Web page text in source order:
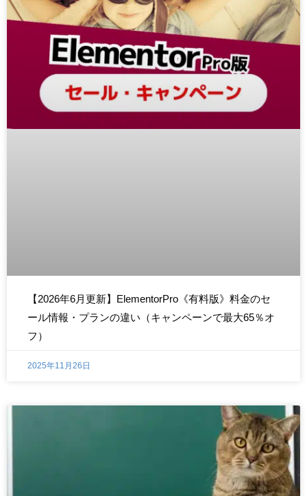
【2026年6月更新】ElementorPro《有料版》料金のセ
ール情報・プランの違い（キャンペーンで最大65％オ
フ）
2025年11月26日